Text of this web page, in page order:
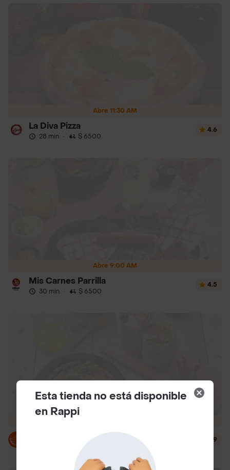
Abre 11:30 AM
La Diva Pizza
28 min · $ 6500
4.6
Abre 9:00 AM
Mis Carnes Parrilla
30 min · $ 6500
4.5
$ 6500
4.9
Esta tienda no está disponible
en Rappi